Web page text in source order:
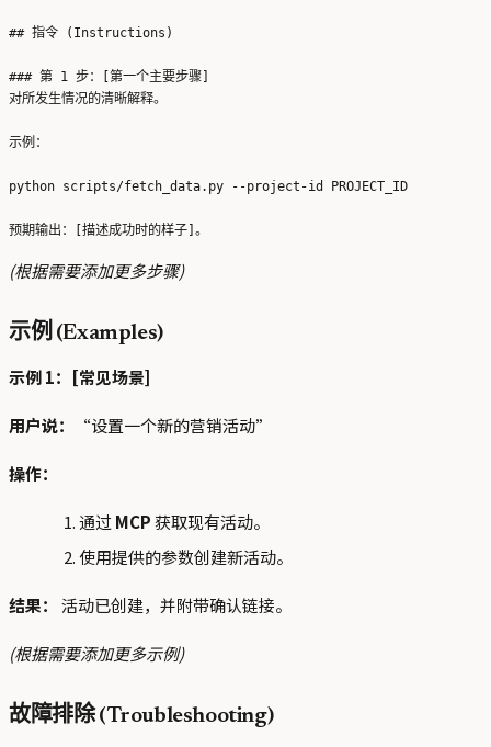
## 指令 (Instructions)
### 第 1 步：[第一个主要步骤]
对所发生情况的清晰解释。
示例：
python scripts/fetch_data.py --project-id PROJECT_ID
(根据需要添加更多步骤)
示例 (Examples)
示例 1：[常见场景]
用户说： “设置一个新的营销活动”
操作：
通过MCP获取现有活动。
使用提供的参数创建新活动。
结果： 活动已创建，并附带确认链接。
(根据需要添加更多示例)
故障排除 (Troubleshooting)